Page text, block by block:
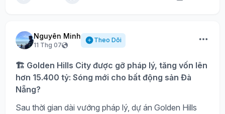
Nguyên Minh
11 Thg 07
Theo Dõi
🏗️ Golden Hills City được gỡ pháp lý, tăng vốn lên
hơn 15.400 tỷ: Sóng mới cho bất động sản Đà
Nẵng?
Sau thời gian dài vướng pháp lý, dự án Golden Hills